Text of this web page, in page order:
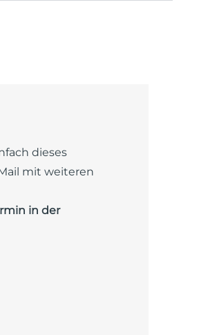
dieses
mit weiteren
in der